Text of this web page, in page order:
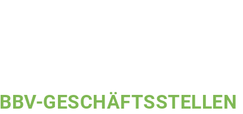
BBV-GESCHÄFTSSTELLEN